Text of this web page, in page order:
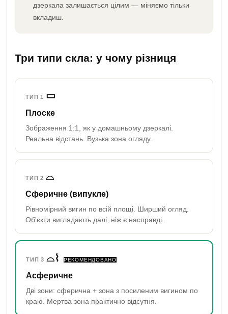
дзеркала залишається цілим — міняємо тільки
вкладиш.
Три типи скла: у чому різниця
ТИП 1 ▭
Плоске
Зображення 1:1, як у домашньому дзеркалі.
Реальна відстань. Вузька зона огляду.
ТИП 2 ⌓
Сферичне (випукле)
Рівномірний вигин по всій площі. Ширший огляд.
Об'єкти виглядають далі, ніж є насправді.
ТИП 3 ⌓⌇ РЕКОМЕНДОВАНО
Асферичне
Дві зони: сферична + зона з посиленим вигином по
краю. Мертва зона практично відсутня.